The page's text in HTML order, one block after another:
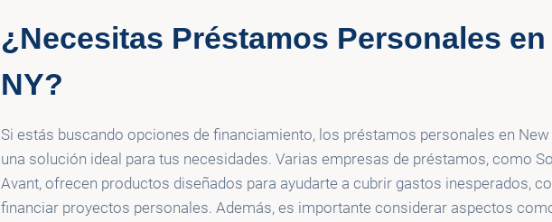
¿Necesitas Préstamos Personales en
NY?
Si estás buscando opciones de financiamiento, los préstamos personales en New
una solución ideal para tus necesidades. Varias empresas de préstamos, como
Avant, ofrecen productos diseñados para ayudarte a cubrir gastos inesperados,
financiar proyectos personales. Además, es importante considerar aspectos